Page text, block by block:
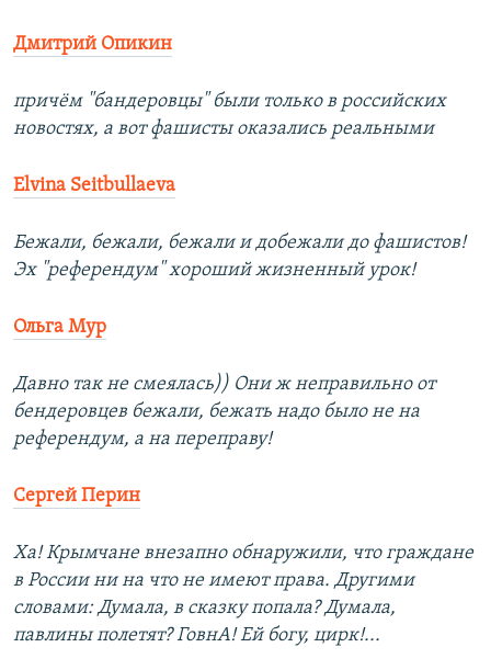
Дмитрий Опикин
причём "бандеровцы" были только в российских
новостях, а вот фашисты оказались реальными
Elvina Seitbullaeva
Бежали, бежали, бежали и добежали до фашистов!
Эх "референдум" хороший жизненный урок!
Ольга Мур
Давно так не смеялась)) Они ж неправильно от
бендеровцев бежали, бежать надо было не на
референдум, а на переправу!
Сергей Перин
Ха! Крымчане внезапно обнаружили, что граждане
в России ни на что не имеют права. Другими
словами: Думала, в сказку попала? Думала,
павлины полетят? ГовнА! Ей богу, цирк!...